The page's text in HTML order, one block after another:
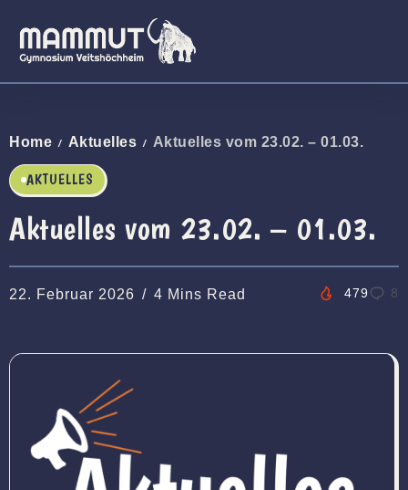
Home / Aktuelles / Aktuelles vom 23.02. – 01.03.
AKTUELLES
Aktuelles vom 23.02. – 01.03.
22. Februar 2026 4 Mins Read 479 8